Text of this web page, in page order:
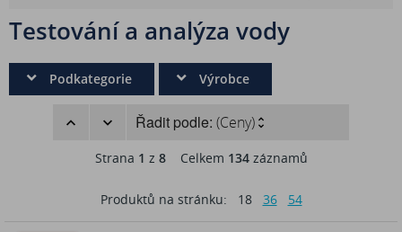
Testování a analýza vody
Podkategorie Výrobce
Řadit podle: (Ceny)
Strana 1 z 8Celkem 134záznamů
Produktů na stránku: 18 36 54